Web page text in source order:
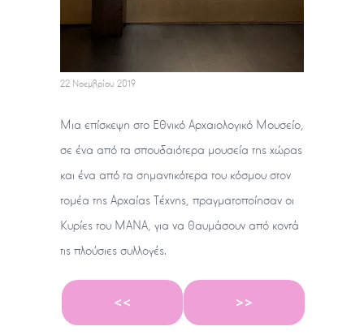
22 Νοεμβρίου 2019
Μια επίσκεψη στο Εθνικό Αρχαιολογικό Μουσείο,
σε ένα από τα σπουδαιότερα μουσεία της χώρας
και ένα από τα σημαντικότερα του κόσμου στον
τομέα της Αρχαίας Τέχνης, πραγματοποίησαν οι
Κυρίες του ΜΑΝΑ, για να θαυμάσουν από κοντά
τις πλούσιες συλλογές.
<< >>